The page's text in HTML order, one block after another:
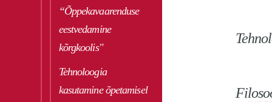
“Õppekavaarenduse
eestvedamine
kõrgkoolis"
Tehnoloogia
kasutamine õpetamisel